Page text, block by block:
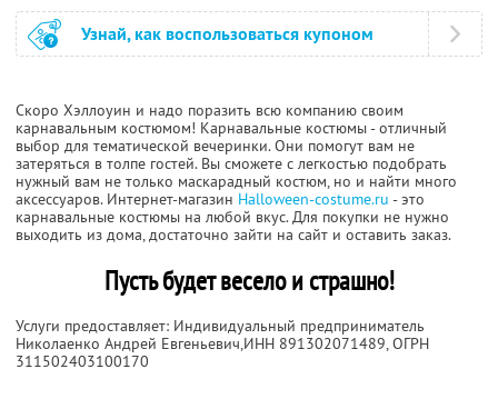
Узнай, как воспользоваться купоном
Скоро Хэллоуин и надо поразить всю компанию своим
карнавальным костюмом! Карнавальные костюмы - отличный
выбор для тематической вечеринки. Они помогут вам не
затеряться в толпе гостей. Вы сможете с легкостью подобрать
нужный вам не только маскарадный костюм, но и найти много
аксессуаров. Интернет-магазин Halloween-costume.ru - это
карнавальные костюмы на любой вкус. Для покупки не нужно
выходить из дома, достаточно зайти на сайт и оставить заказ.
Пусть будет весело и страшно!
Услуги предоставляет: Индивидуальный предприниматель
Николаенко Андрей Евгеньевич,ИНН 891302071489, ОГРН
311502403100170